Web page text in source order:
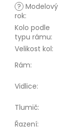
? Modelový
rok:
Kolo podle
typu rámu:
Velikost kol:
Rám:
Vidlice:
Tlumič:
Řazení: